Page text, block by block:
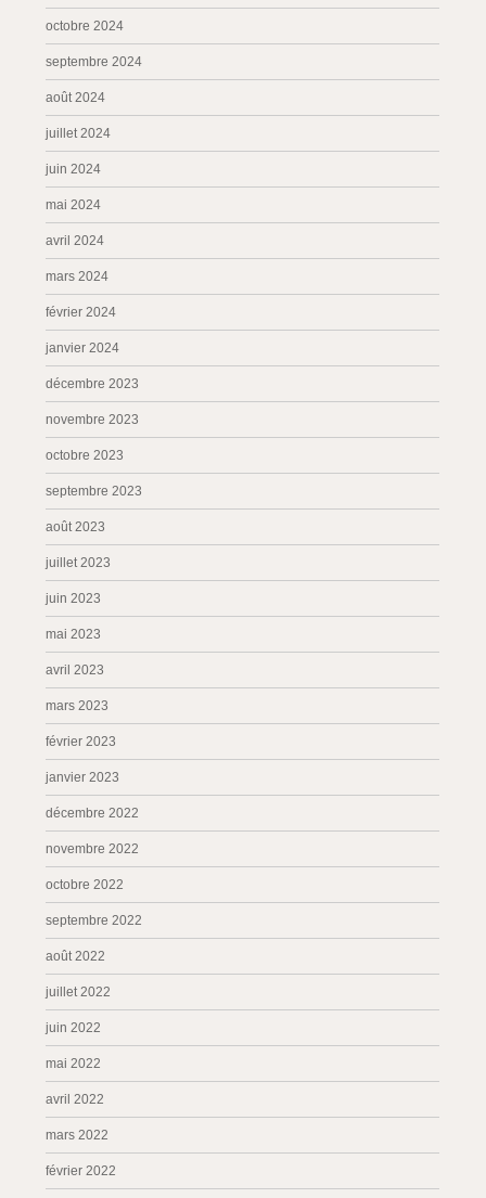
octobre 2024
septembre 2024
août 2024
juillet 2024
juin 2024
mai 2024
avril 2024
mars 2024
février 2024
janvier 2024
décembre 2023
novembre 2023
octobre 2023
septembre 2023
août 2023
juillet 2023
juin 2023
mai 2023
avril 2023
mars 2023
février 2023
janvier 2023
décembre 2022
novembre 2022
octobre 2022
septembre 2022
août 2022
juillet 2022
juin 2022
mai 2022
avril 2022
mars 2022
février 2022